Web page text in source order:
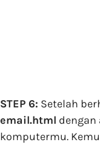
STEP 6: Setelah
email.html
komputermu.